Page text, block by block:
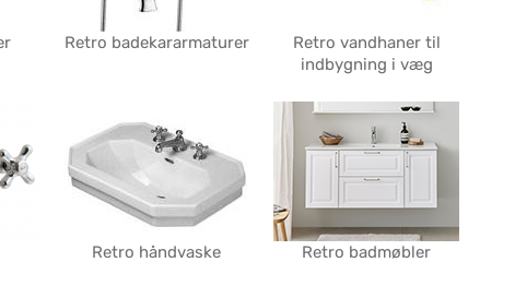
Retro badekararmaturer
Retro vandhaner til
indbygning i væg
Retro håndvaske Retro badmøbler